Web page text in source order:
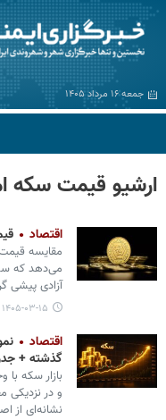
جمعه ۱۶ مرداد ۱۴۰۵
ارشیو قیمت سکه
اقتصاد
مقایسه
می‌دهد که
آزادی پیشی
۱۴۰۵-۰۳-۱۵ ۰۹:۵۰
اقتصاد
گذشته +
بازار سکه
و در نزدیکی
نشانه‌ای از